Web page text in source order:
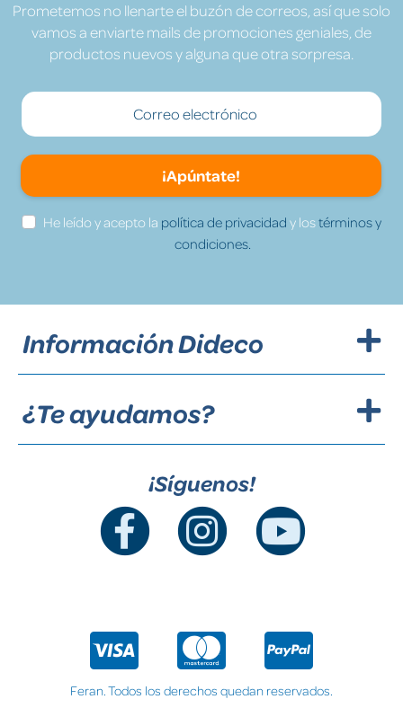
Prometemos no llenarte el buzón de correos, así que solo
vamos a enviarte mails de promociones geniales, de
productos nuevos y alguna que otra sorpresa.
¡Apúntate!
He leído y acepto la política de privacidad y lostérminos y
condiciones.
Información Dideco
¿Te ayudamos?
¡Síguenos!
Feran. Todos los derechos quedan reservados.